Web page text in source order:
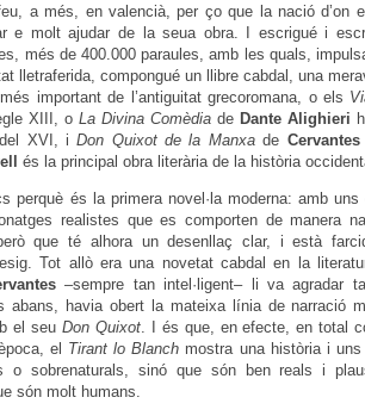
a més, en valencià, per ço que la nació d’on
e molt ajudar de la seua obra. I escrigué i
més de 400.000 paraules, amb les quals,
lletraferida, compongué un llibre cabdal, una
important de l’antiguitat grecoromana, o els
XIII, o La Divina Comèdia de Dante Alighieri
del XVI, iDon Quixot de la Manxade Cervantes
és la principal obra literària de la història
perquè és la primera novel·la moderna: amb
realistes que es comporten de manera
que té alhora un desenllaç clar, i està
Tot allò era una novetat cabdal en la
–sempre tan intel·ligent– li va agradar
abans, havia obert la mateixa línia de narració
el seu Don Quixot. I és que, en efecte, en total
el Tirant lo Blanch mostra una història i
o sobrenaturals, sinó que són ben reals i
són molt humans.